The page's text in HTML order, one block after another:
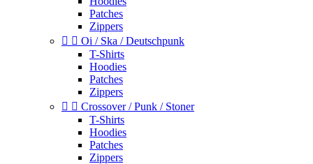
Patches
Zippers
  Oi / Ska / Deutschpunk
T-Shirts
Hoodies
Patches
Zippers
  Crossover / Punk / Stoner
T-Shirts
Hoodies
Patches
Zippers